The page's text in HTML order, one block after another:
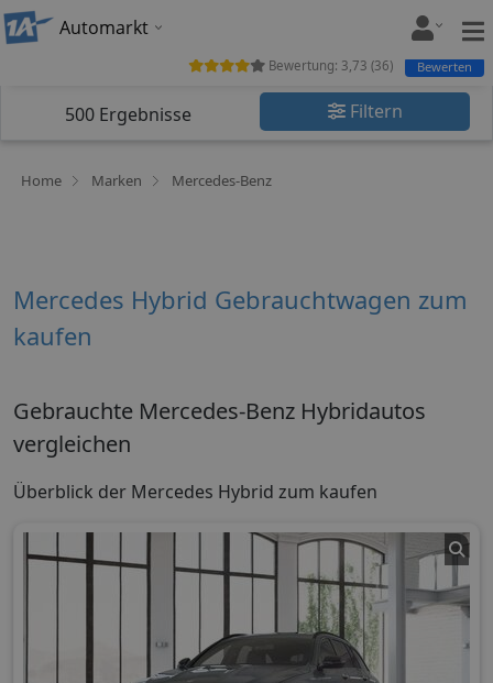
Automarkt
500 Ergebnisse Filtern
Home Marken Mercedes-Benz
Bewertung: 3,73 (36) Bewerten
Mercedes Hybrid Gebrauchtwagen zum
kaufen
Gebrauchte Mercedes-Benz Hybridautos
vergleichen
Überblick der Mercedes Hybrid zum kaufen